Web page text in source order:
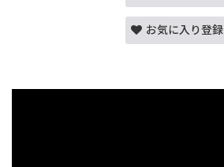
お気に入り登録